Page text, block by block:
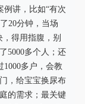
例讲，比如“有次
20分钟，当场
得用指腹，别
5000多个人；还
多户，会教
，给宝宝换尿布
的需求；最关键